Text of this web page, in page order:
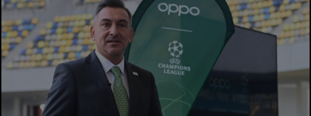
Cupa României
Echipa Națională
U21
Fotbal feminin
Special